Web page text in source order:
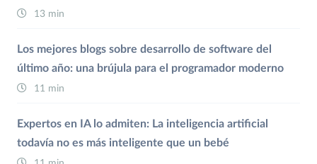
13 min
Los mejores blogs sobre desarrollo de software del
último año: una brújula para el programador moderno
11 min
Expertos en IA lo admiten: La inteligencia artificial
todavía no es más inteligente que un bebé